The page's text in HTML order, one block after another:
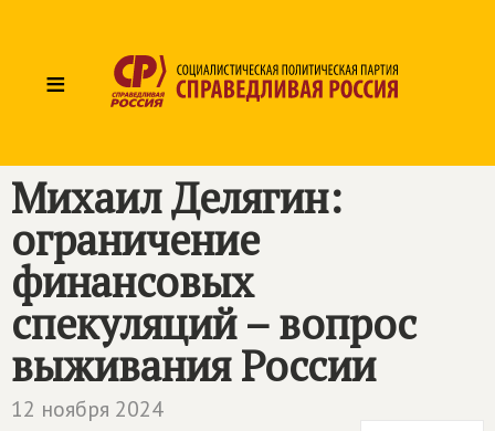
≡
Михаил Делягин:
ограничение
финансовых
спекуляций – вопрос
выживания России
12 ноября 2024